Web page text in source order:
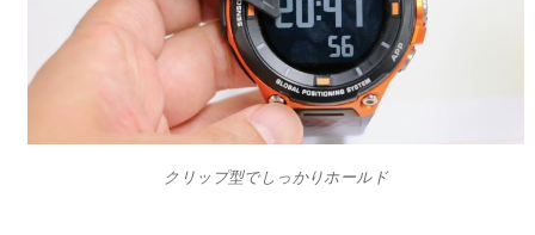
クリップ型でしっかりホールド